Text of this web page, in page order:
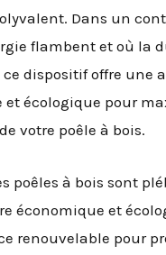
Dans un
flambent et où la
dispositif offre une
et écologique pour
votre poêle à bois.
poêles à bois sont
économique et
renouvelable pour